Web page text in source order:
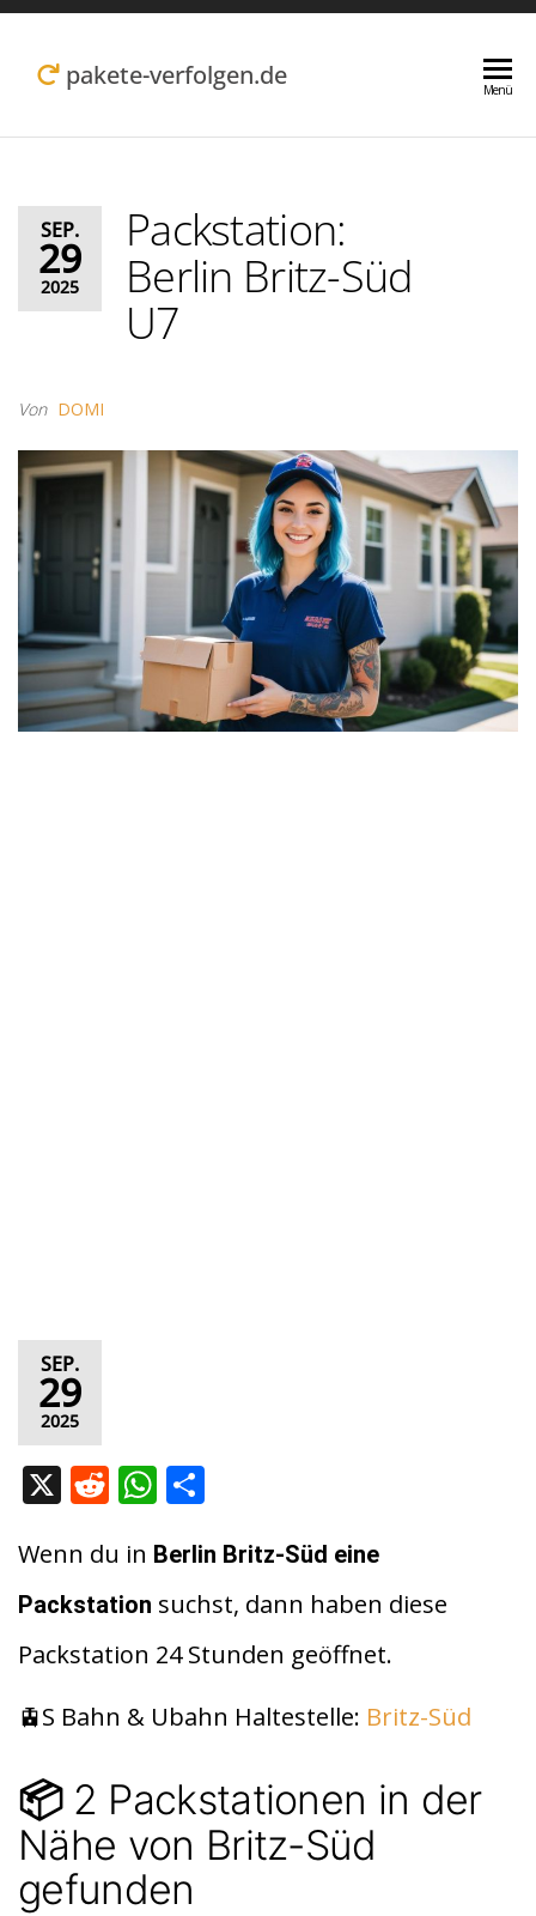
Zum
Inhalt pakete-verfolgen.de Menü
SEP.
29
2025
Packstation:
Berlin Britz-Süd
U7
Von DOMI
SEP.
29
2025
X R
d
di
t
W
at
s
A
p
p
le
n
Wenn du in Berlin Britz-Süd eine
Packstation suchst, dann haben diese
Packstation 24 Stunden geöffnet.
🚊S Bahn & Ubahn Haltestelle: Britz-Süd
📦2 Packstationen in der
Nähe von Britz-Süd
gefunden